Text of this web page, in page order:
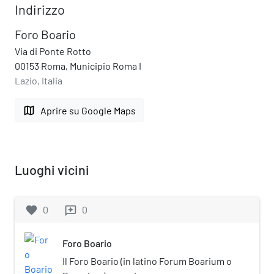
Indirizzo
Foro Boario
Via di Ponte Rotto
00153 Roma, Municipio Roma I
Lazio, Italia
map Aprire su Google Maps
Luoghi vicini
favorite 0 reviews 0
Foro Boario
Il Foro Boario (in latino Forum Boarium o